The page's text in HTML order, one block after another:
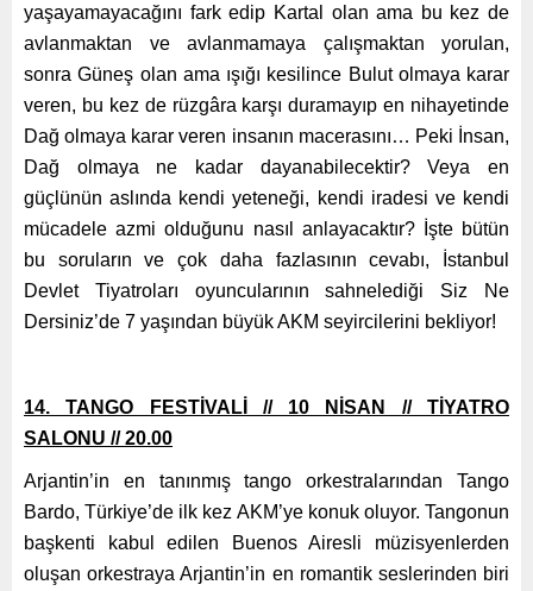
yaşayamayacağını fark edip Kartal olan ama bu kez de
avlanmaktan ve avlanmamaya çalışmaktan yorulan,
sonra Güneş olan ama ışığı kesilince Bulut olmaya karar
veren, bu kez de rüzgâra karşı duramayıp en nihayetinde
Dağ olmaya karar veren insanın macerasını… Peki İnsan,
Dağ olmaya ne kadar dayanabilecektir? Veya en
güçlünün aslında kendi yeteneği, kendi iradesi ve kendi
mücadele azmi olduğunu nasıl anlayacaktır? İşte bütün
bu soruların ve çok daha fazlasının cevabı, İstanbul
Devlet Tiyatroları oyuncularının sahnelediği Siz Ne
Dersiniz’de 7 yaşından büyük AKM seyircilerini bekliyor!
14. TANGO FESTİVALİ // 10 NİSAN // TİYATRO
SALONU // 20.00
Arjantin’in en tanınmış tango orkestralarından Tango
Bardo, Türkiye’de ilk kez AKM’ye konuk oluyor. Tangonun
başkenti kabul edilen Buenos Airesli müzisyenlerden
oluşan orkestraya Arjantin’in en romantik seslerinden biri